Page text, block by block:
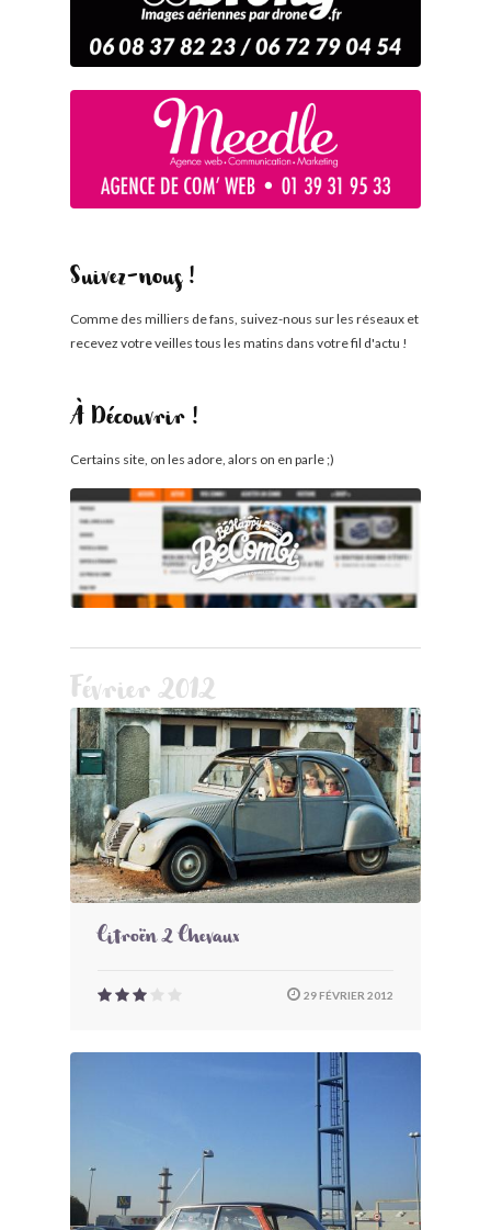
Suivez-nous !
Comme des milliers de fans, suivez-nous sur les réseaux et
recevez votre veilles tous les matins dans votre fil d'actu !
À Découvrir !
Certains site, on les adore, alors on en parle ;)
Février 2012
Citroën 2 Chevaux
29 FÉVRIER 2012